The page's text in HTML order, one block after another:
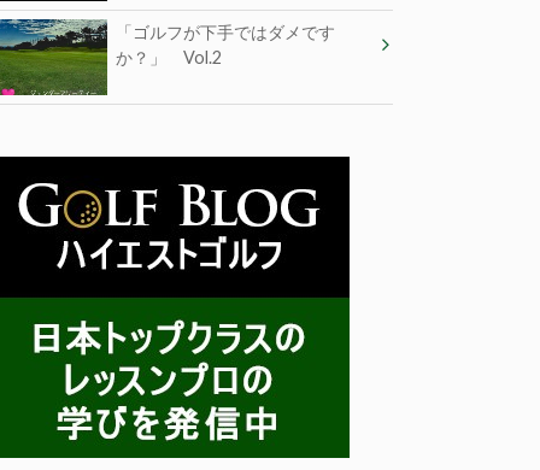
「ゴルフが下手ではダメです
か？」 Vol.2